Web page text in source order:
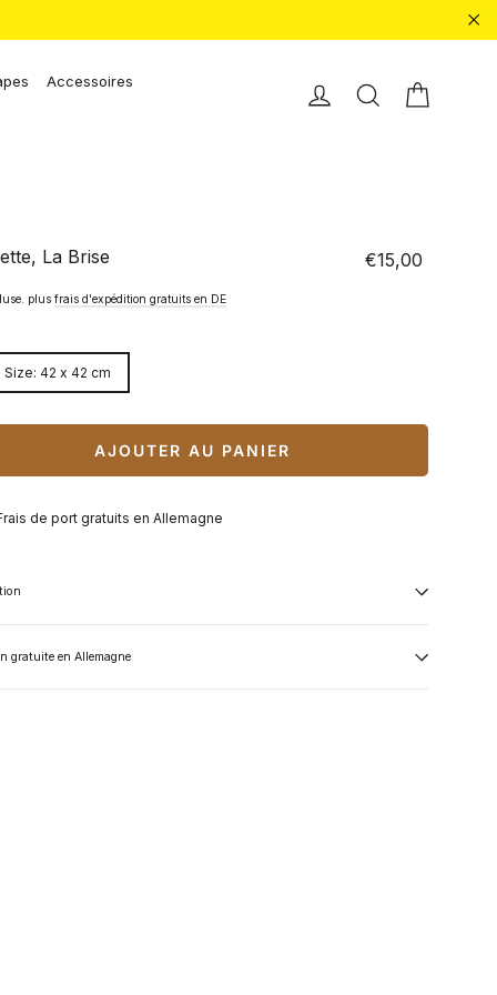
Accessoires EinloggenRecherche
La Brise
Prix
€15,00
plus frais d'expédition gratuits en DE
Size: 42 x 42 cm
AJOUTER AU PANIER
de port gratuits en Allemagne
gratuite en Allemagne